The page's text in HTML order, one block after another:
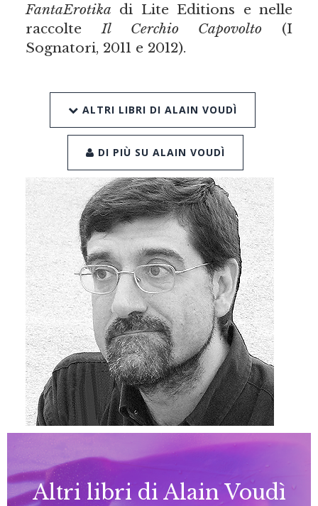
FantaErotika di Lite Editions e nelle
raccolteIl Cerchio Capovolto(I
Sognatori, 2011 e 2012).
ALTRI LIBRI DI ALAIN VOUDÌ
DI PIÙ SU ALAIN VOUDÌ
Altri libri di Alain Voudì